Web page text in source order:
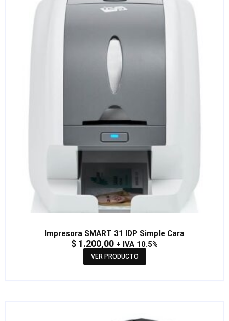
Impresora SMART 31 IDP Simple Cara
$ 1.200,00 + IVA 10.5%
VER PRODUCTO